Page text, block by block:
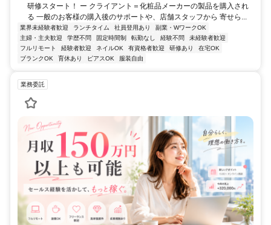
研修スタート！ ー クライアント＝化粧品メーカーの製品を購入され
る 一般のお客様の購入後のサポートや、店舗スタッフから 寄せら...
業界未経験者歓迎 ランチタイム 社員登用あり
副業・WワークOK
主婦・主夫歓迎
学歴不問 固定時間制 転勤なし 経験不問
未経験者歓迎
フルリモート
経験者歓迎 ネイルOK 有資格者歓迎 研修あり
在宅OK
ブランクOK
育休あり ピアスOK 服装自由
業務委託